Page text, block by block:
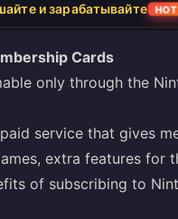
и зарабатывайте HOT
Cards
only through the
service that gives
extra features for
of subscribing to